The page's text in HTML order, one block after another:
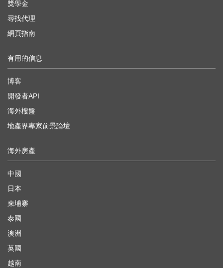
獎學金
尋找代理
網頁指南
有用的信息
博客
開發者API
海外樓盤
地產界專家前景論壇
海外房產
中國
日本
柬埔寨
泰國
澳洲
英國
越南